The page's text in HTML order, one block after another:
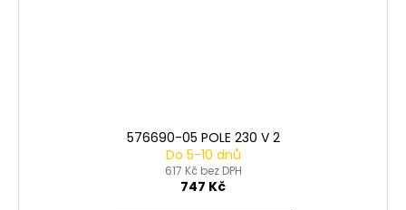
576690-05 POLE 230 V 2
Do 5-10 dnů
617 Kč bez DPH
747 Kč